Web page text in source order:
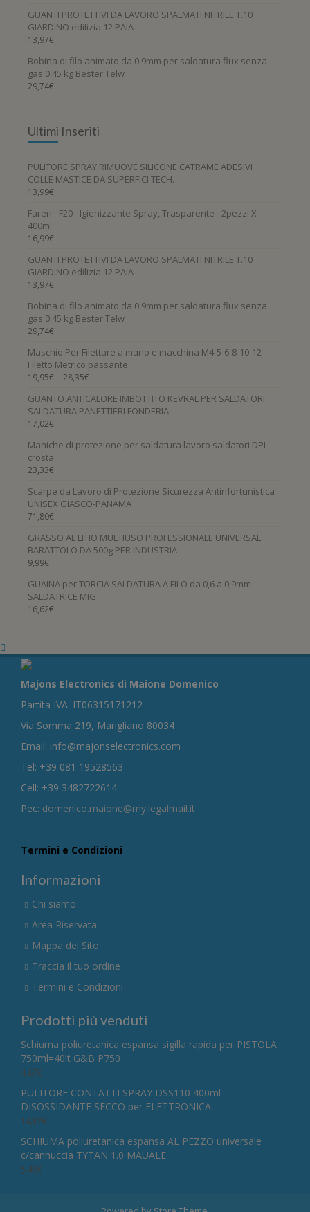
GUANTI PROTETTIVI DA LAVORO SPALMATI NITRILE T.10
GIARDINO edilizia 12 PAIA
13,97€
Bobina di filo animato da 0.9mm per saldatura flux senza
gas 0.45 kg Bester Telw
29,74€
Ultimi Inseriti
PULITORE SPRAY RIMUOVE SILICONE CATRAME ADESIVI
COLLE MASTICE DA SUPERFICI TECH.
13,99€
Faren - F20 - Igienizzante Spray, Trasparente - 2pezzi X
400ml
16,99€
GUANTI PROTETTIVI DA LAVORO SPALMATI NITRILE T.10
GIARDINO edilizia 12 PAIA
13,97€
Bobina di filo animato da 0.9mm per saldatura flux senza
gas 0.45 kg Bester Telw
29,74€
Maschio Per Filettare a mano e macchina M4-5-6-8-10-12
Filetto Metrico passante
19,95€ – 28,35€
GUANTO ANTICALORE IMBOTTITO KEVRAL PER SALDATORI
SALDATURA PANETTIERI FONDERIA
17,02€
Maniche di protezione per saldatura lavoro saldatori DPI
crosta
23,33€
Scarpe da Lavoro di Protezione Sicurezza Antinfortunistica
UNISEX GIASCO-PANAMA
71,80€
GRASSO AL LITIO MULTIUSO PROFESSIONALE UNIVERSAL
BARATTOLO DA 500g PER INDUSTRIA
9,99€
GUAINA per TORCIA SALDATURA A FILO da 0,6 a 0,9mm
SALDATRICE MIG
16,62€
Majons Electronics di Maione Domenico
Partita IVA: IT06315171212
Via Somma 219, Marigliano 80034
Email: info@majonselectronics.com
Tel: +39 081 19528563
Cell: +39 3482722614
Pec: domenico.maione@my.legalmail.it
Termini e Condizioni
Informazioni
Chi siamo
Area Riservata
Mappa del Sito
Traccia il tuo ordine
Termini e Condizioni
Prodotti più venduti
Schiuma poliuretanica espansa sigilla rapida per PISTOLA
750ml=40lt G&B P750
4,67€
PULITORE CONTATTI SPRAY DSS110 400ml
DISOSSIDANTE SECCO per ELETTRONICA.
14,87€
SCHIUMA poliuretanica espansa AL PEZZO universale
c/cannuccia TYTAN 1.0 MAUALE
5,49€